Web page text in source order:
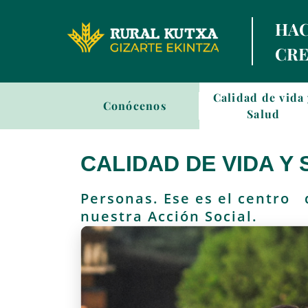
de
Conócenos
Calidad de vida
Salud
CALIDAD DE VIDA Y
Personas. Ese es el centro
nuestra Acción Social.